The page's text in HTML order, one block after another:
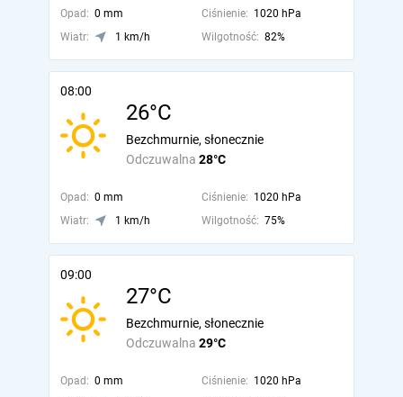
Opad: 0 mm Ciśnienie: 1020 hPa
Wiatr:
1 km/h Wilgotność: 82%
08:00
26°C
Odczuwalna 28°C
Bezchmurnie, słonecznie
Opad: 0 mm Ciśnienie: 1020 hPa
Wiatr:
1 km/h Wilgotność: 75%
09:00
27°C
Odczuwalna 29°C
Bezchmurnie, słonecznie
Opad: 0 mm Ciśnienie: 1020 hPa